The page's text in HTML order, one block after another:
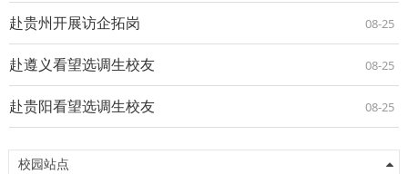
赴贵州开展访企拓岗 08-25
赴遵义看望选调生校友 08-25
赴贵阳看望选调生校友 08-25
校园站点